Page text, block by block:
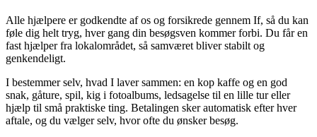
Alle hjælpere er godkendte af os og forsikrede gennem If, så du kan
føle dig helt tryg, hver gang din besøgsven kommer forbi. Du får en
fast hjælper fra lokalområdet, så samværet bliver stabilt og
genkendeligt.
I bestemmer selv, hvad I laver sammen: en kop kaffe og en god
snak, gåture, spil, kig i fotoalbums, ledsagelse til en lille tur eller
hjælp til små praktiske ting. Betalingen sker automatisk efter hver
aftale, og du vælger selv, hvor ofte du ønsker besøg.